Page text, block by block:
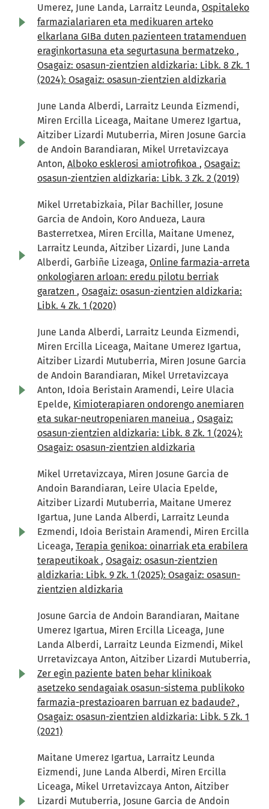
Umerez, June Landa, Larraitz Leunda, Ospitaleko
farmazialariaren eta medikuaren arteko
elkarlana GIBa duten pazienteen tratamenduen
eraginkortasuna eta segurtasuna bermatzeko ,
Osagaiz: osasun-zientzien aldizkaria: Libk. 8 Zk. 1
(2024): Osagaiz: osasun-zientzien aldizkaria
June Landa Alberdi, Larraitz Leunda Eizmendi,
Miren Ercilla Liceaga, Maitane Umerez Igartua,
Aitziber Lizardi Mutuberria, Miren Josune Garcia
de Andoin Barandiaran, Mikel Urretavizcaya
Anton, Alboko esklerosi amiotrofikoa , Osagaiz:
osasun-zientzien aldizkaria: Libk. 3 Zk. 2 (2019)
Mikel Urretabizkaia, Pilar Bachiller, Josune
Garcia de Andoin, Koro Andueza, Laura
Basterretxea, Miren Ercilla, Maitane Umenez,
Larraitz Leunda, Aitziber Lizardi, June Landa
Alberdi, Garbiñe Lizeaga, Online farmazia-arreta
onkologiaren arloan: eredu pilotu berriak
garatzen , Osagaiz: osasun-zientzien aldizkaria:
Libk. 4 Zk. 1 (2020)
June Landa Alberdi, Larraitz Leunda Eizmendi,
Miren Ercilla Liceaga, Maitane Umerez Igartua,
Aitziber Lizardi Mutuberria, Miren Josune Garcia
de Andoin Barandiaran, Mikel Urretavizcaya
Anton, Idoia Beristain Aramendi, Leire Ulacia
Epelde, Kimioterapiaren ondorengo anemiaren
eta sukar-neutropeniaren maneiua , Osagaiz:
osasun-zientzien aldizkaria: Libk. 8 Zk. 1 (2024):
Osagaiz: osasun-zientzien aldizkaria
Mikel Urretavizcaya, Miren Josune Garcia de
Andoin Barandiaran, Leire Ulacia Epelde,
Aitziber Lizardi Mutuberria, Maitane Umerez
Igartua, June Landa Alberdi, Larraitz Leunda
Ezmendi, Idoia Beristain Aramendi, Miren Ercilla
Liceaga, Terapia genikoa: oinarriak eta erabilera
terapeutikoak , Osagaiz: osasun-zientzien
aldizkaria: Libk. 9 Zk. 1 (2025): Osagaiz: osasun-
zientzien aldizkaria
Josune Garcia de Andoin Barandiaran, Maitane
Umerez Igartua, Miren Ercilla Liceaga, June
Landa Alberdi, Larraitz Leunda Eizmendi, Mikel
Urretavizcaya Anton, Aitziber Lizardi Mutuberria,
Zer egin paziente baten behar klinikoak
asetzeko sendagaiak osasun-sistema publikoko
farmazia-prestazioaren barruan ez badaude? ,
Osagaiz: osasun-zientzien aldizkaria: Libk. 5 Zk. 1
(2021)
Maitane Umerez Igartua, Larraitz Leunda
Eizmendi, June Landa Alberdi, Miren Ercilla
Liceaga, Mikel Urretavizcaya Anton, Aitziber
Lizardi Mutuberria, Josune Garcia de Andoin